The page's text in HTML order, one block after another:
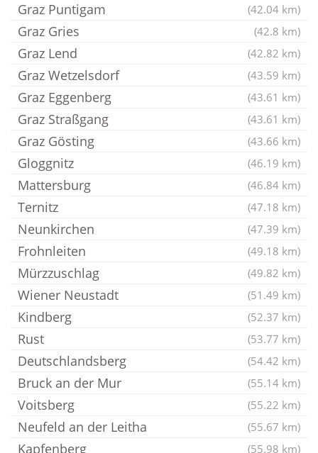
Graz Puntigam (42.04 km)
Graz Gries (42.8 km)
Graz Lend (42.82 km)
Graz Wetzelsdorf (43.59 km)
Graz Eggenberg (43.61 km)
Graz Straßgang (43.61 km)
Graz Gösting (43.66 km)
Gloggnitz (46.19 km)
Mattersburg (46.84 km)
Ternitz (47.18 km)
Neunkirchen (47.39 km)
Frohnleiten (49.18 km)
Mürzzuschlag (49.82 km)
Wiener Neustadt (51.49 km)
Kindberg (52.37 km)
Rust (53.77 km)
Deutschlandsberg (54.42 km)
Bruck an der Mur (55.14 km)
Voitsberg (55.22 km)
Neufeld an der Leitha (55.67 km)
Kapfenberg (55.98 km)